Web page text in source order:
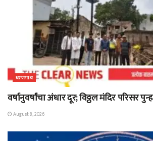
धरणगाव
वर्षानुवर्षांचा अंधार दूर; विठ्ठल मंदिर परिसर
August 8, 2026